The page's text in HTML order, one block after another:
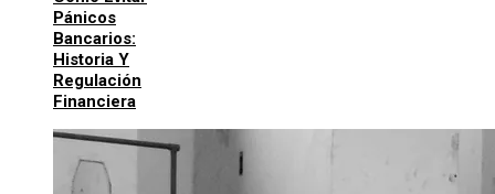
Pánicos
Bancarios:
Historia Y
Regulación
Financiera